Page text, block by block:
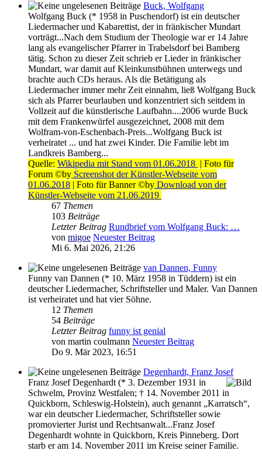
Buck, Wolfgang
Wolfgang Buck (* 1958 in Puschendorf) ist ein deutscher
Liedermacher und Kabarettist, der in fränkischer Mundart
vorträgt...Nach dem Studium der Theologie war er 14 Jahre
lang als evangelischer Pfarrer in Trabelsdorf bei Bamberg
tätig. Schon zu dieser Zeit schrieb er Lieder in fränkischer
Mundart, war damit auf Kleinkunstbühnen unterwegs und
brachte auch CDs heraus. Als die Betätigung als
Liedermacher immer mehr Zeit einnahm, ließ Wolfgang Buck
sich als Pfarrer beurlauben und konzentriert sich seitdem in
Vollzeit auf die künstlerische Laufbahn....2006 wurde Buck
mit dem Frankenwürfel ausgezeichnet, 2008 mit dem
Wolfram-von-Eschenbach-Preis...Wolfgang Buck ist
verheiratet ... und hat zwei Kinder. Die Familie lebt im
Landkreis Bamberg...
Quelle: Wikipedia mit Stand vom 01.06.2018 | Foto für
Forum ©by Screenshot der Künstler-Webseite vom
01.06.2018 | Foto für Banner ©by Download von der
Künstler-Webseite vom 21.06.2019
67 Themen
103 Beiträge
Letzter Beitrag Rundbrief vom Wolfgang Buck: …
von migoe Neuester Beitrag
Mi 6. Mai 2026, 21:26
van Dannen, Funny
Funny van Dannen (* 10. März 1958 in Tüddern) ist ein
deutscher Liedermacher, Schriftsteller und Maler. Van Dannen
ist verheiratet und hat vier Söhne.
12 Themen
54 Beiträge
Letzter Beitrag funny ist genial
von martin coulmann Neuester Beitrag
Do 9. Mär 2023, 16:51
Degenhardt, Franz Josef
Franz Josef Degenhardt (* 3. Dezember 1931 in
Schwelm, Provinz Westfalen; † 14. November 2011 in
Quickborn, Schleswig-Holstein), auch genannt „Karratsch“,
war ein deutscher Liedermacher, Schriftsteller sowie
promovierter Jurist und Rechtsanwalt...Franz Josef
Degenhardt wohnte in Quickborn, Kreis Pinneberg. Dort
starb er am 14. November 2011 im Kreise seiner Familie.